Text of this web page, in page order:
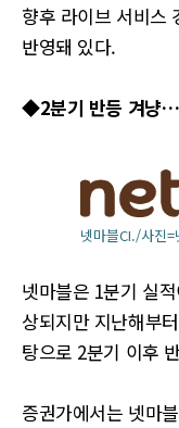
향후 라이브 서비스
반영돼 있다.
◆2분기 반등 겨냥…
넷마블CI./사진=
넷마블은 1분기 실
상되지만 지난해부
탕으로 2분기 이후
증권가에서는 넷마